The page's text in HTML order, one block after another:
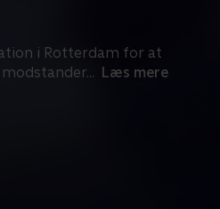
i Rotterdam for at
... Læs mere